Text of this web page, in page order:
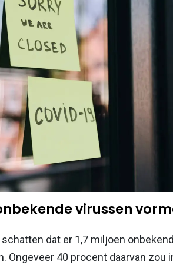
virussen
dat er 1,7 miljoen
Ongeveer 40 procent daarvan zou